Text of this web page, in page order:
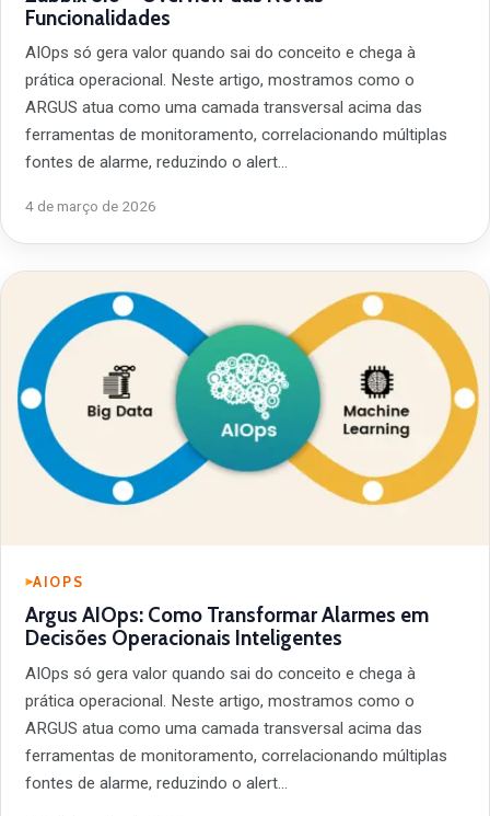
Funcionalidades
AIOps só gera valor quando sai do conceito e chega à
prática operacional. Neste artigo, mostramos como o
ARGUS atua como uma camada transversal acima das
ferramentas de monitoramento, correlacionando múltiplas
fontes de alarme, reduzindo o alert…
4 de março de 2026
AIOPS
Argus AIOps: Como Transformar Alarmes em
Decisões Operacionais Inteligentes
AIOps só gera valor quando sai do conceito e chega à
prática operacional. Neste artigo, mostramos como o
ARGUS atua como uma camada transversal acima das
ferramentas de monitoramento, correlacionando múltiplas
fontes de alarme, reduzindo o alert…